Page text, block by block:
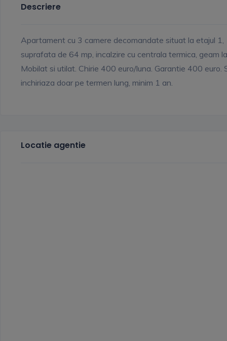
Descriere
Apartament cu 3 camere decomandate situat la etajul 1,
suprafata de 64 mp, incalzire cu centrala termica, geam
Mobilat si utilat. Chirie 400 euro/luna. Garantie 400 euro.
inchiriaza doar pe termen lung, minim 1 an.
Locatie agentie